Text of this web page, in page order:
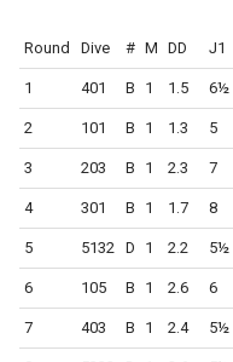
Round Dive # M DD J1
1 401 B 1 1.5 6½
2 101 B 1 1.3 5
3 203 B 1 2.3 7
4 301 B 1 1.7 8
5 5132 D 1 2.2 5½
6 105 B 1 2.6 6
7 403 B 1 2.4 5½